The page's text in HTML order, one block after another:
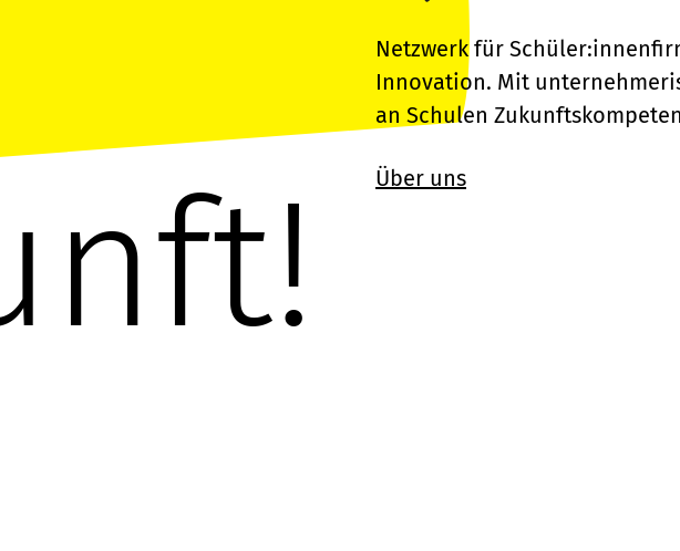
Netzwerk für
Innovation. Mit
an Schulen
Über uns